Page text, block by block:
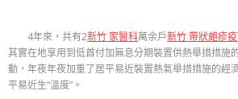
4年來，共有2新竹 家醫科萬余戶新竹 帶狀皰疹
其實在地享用到低首付加無息分期裝置供熱舉措措施
動，年夜年夜加重了居平易近裝置熱氣舉措措施的經
平易近生“溫度”。